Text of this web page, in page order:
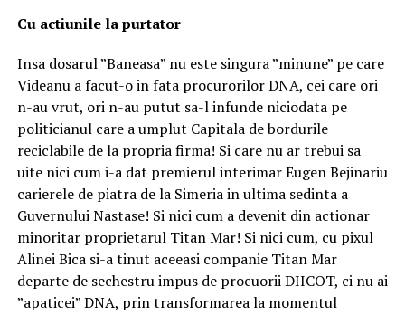
Cu actiunile la purtator
Insa dosarul ”Baneasa” nu este singura ”minune” pe care
Videanu a facut-o in fata procurorilor DNA, cei care ori
n-au vrut, ori n-au putut sa-l infunde niciodata pe
politicianul care a umplut Capitala de bordurile
reciclabile de la propria firma! Si care nu ar trebui sa
uite nici cum i-a dat premierul interimar Eugen Bejinariu
carierele de piatra de la Simeria in ultima sedinta a
Guvernului Nastase! Si nici cum a devenit din actionar
minoritar proprietarul Titan Mar! Si nici cum, cu pixul
Alinei Bica si-a tinut aceeasi companie Titan Mar
departe de sechestru impus de procuorii DIICOT, ci nu ai
”apaticei” DNA, prin transformarea la momentul